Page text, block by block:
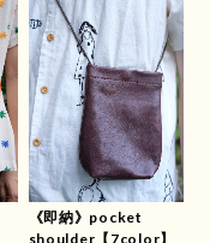
《即納》pocket
shoulder【7color】